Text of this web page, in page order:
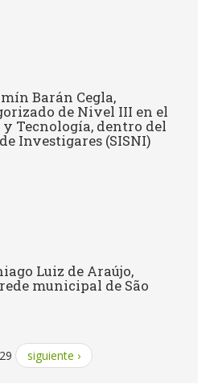
Barán Cegla,
de Nivel III en el
Tecnología, dentro del
Investigares (SISNI)
Luiz de Araújo,
municipal de São
siguiente ›